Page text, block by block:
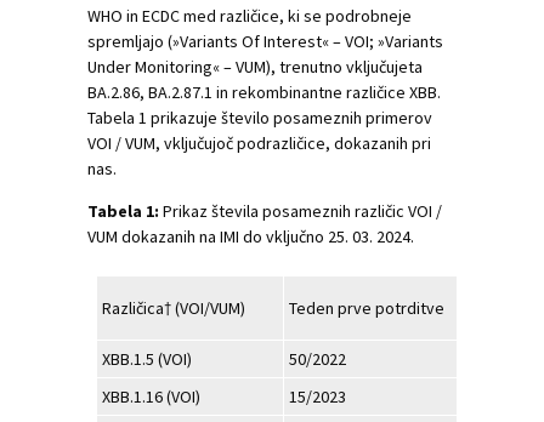
WHO in ECDC med različice, ki se podrobneje
spremljajo (»Variants Of Interest« – VOI; »Variants
Under Monitoring« – VUM), trenutno vključujeta
BA.2.86, BA.2.87.1 in rekombinantne različice XBB.
Tabela 1 prikazuje število posameznih primerov
VOI / VUM, vključujoč podrazličice, dokazanih pri
nas.
Tabela 1: Prikaz števila posameznih različic VOI /
VUM dokazanih na IMI do vključno 25. 03. 2024.
Različica† (VOI/VUM) Teden prve potrditve
XBB.1.5 (VOI) 50/2022
XBB.1.16 (VOI)
15/2023